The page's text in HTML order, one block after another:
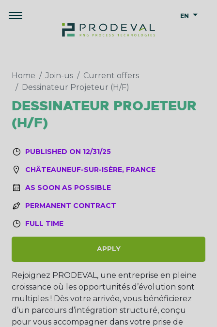
EN
Home Join-us
Current offers
Dessinateur Projeteur (H/F)
DESSINATEUR PROJETEUR
(H/F)
PUBLISHED ON 12/31/25
CHÂTEAUNEUF-SUR-ISÈRE, FRANCE
AS SOON AS POSSIBLE
PERMANENT CONTRACT
FULL TIME
APPLY
Rejoignez PRODEVAL, une entreprise en pleine
croissance où les opportunités d’évolution sont
multiples ! Dès votre arrivée, vous bénéficierez
d’un parcours d’intégration structuré, conçu
pour vous accompagner dans votre prise de